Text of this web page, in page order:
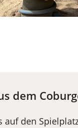
dem
auf den